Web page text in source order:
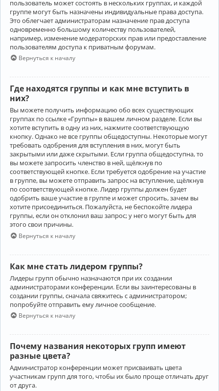
пользователь может состоять в нескольких группах, и каждой
группе могут быть назначены индивидуальные права доступа.
Это облегчает администраторам назначение прав доступа
одновременно большому количеству пользователей,
например, изменение модераторских прав или предоставление
пользователям доступа к приватным форумам.
Вернуться к началу
Где находятся группы и как мне вступить в
них?
Вы можете получить информацию обо всех существующих
группах по ссылке «Группы» в вашем личном разделе. Если вы
хотите вступить в одну из них, нажмите соответствующую
кнопку. Однако не все группы общедоступны. Некоторые могут
требовать одобрения для вступления в них, могут быть
закрытыми или даже скрытыми. Если группа общедоступна, то
вы можете запросить членство в ней, щёлкнув по
соответствующей кнопке. Если требуется одобрение на участие
в группе, вы можете отправить запрос на вступление, щёлкнув
по соответствующей кнопке. Лидер группы должен будет
одобрить ваше участие в группе и может спросить, зачем вы
хотите присоединиться. Пожалуйста, не беспокойте лидера
группы, если он отклонил ваш запрос; у него могут быть для
этого свои причины.
Вернуться к началу
Как мне стать лидером группы?
Лидеры групп обычно назначаются при их создании
администраторами конференции. Если вы заинтересованы в
создании группы, сначала свяжитесь с администратором;
попробуйте отправить ему личное сообщение.
Вернуться к началу
Почему названия некоторых групп имеют
разные цвета?
Администратор конференции может присваивать цвета
участникам групп для того, чтобы их было проще отличать друг
от друга.